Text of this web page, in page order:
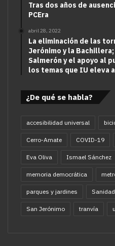
Tras dos años de
PCEra
abril 28, 2022
La eliminación de las
Jerónimo y la
Salmerón y el apoyo al
los temas que IU eleva
¿De qué se habla?
accesibilidad universal
Cerro-Amate COVID-19
Eva Oliva Ismael Sánchez
memoria democrática
parques y jardines Sanidad
San Jerónimo tranvía